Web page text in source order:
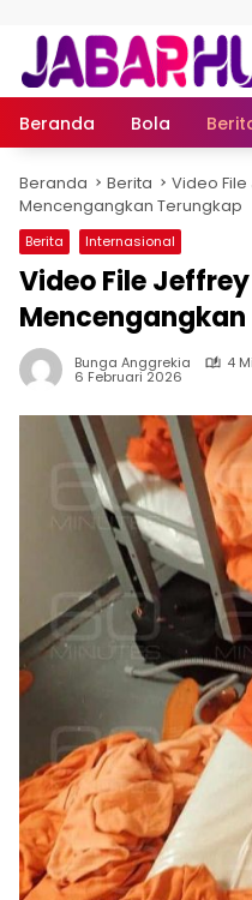
Beranda Bola
Beranda Berita
Video
Mencengangkan Terungkap
Berita Internasional
Video File
Bunga Anggrekia 4
6 Februari 2026